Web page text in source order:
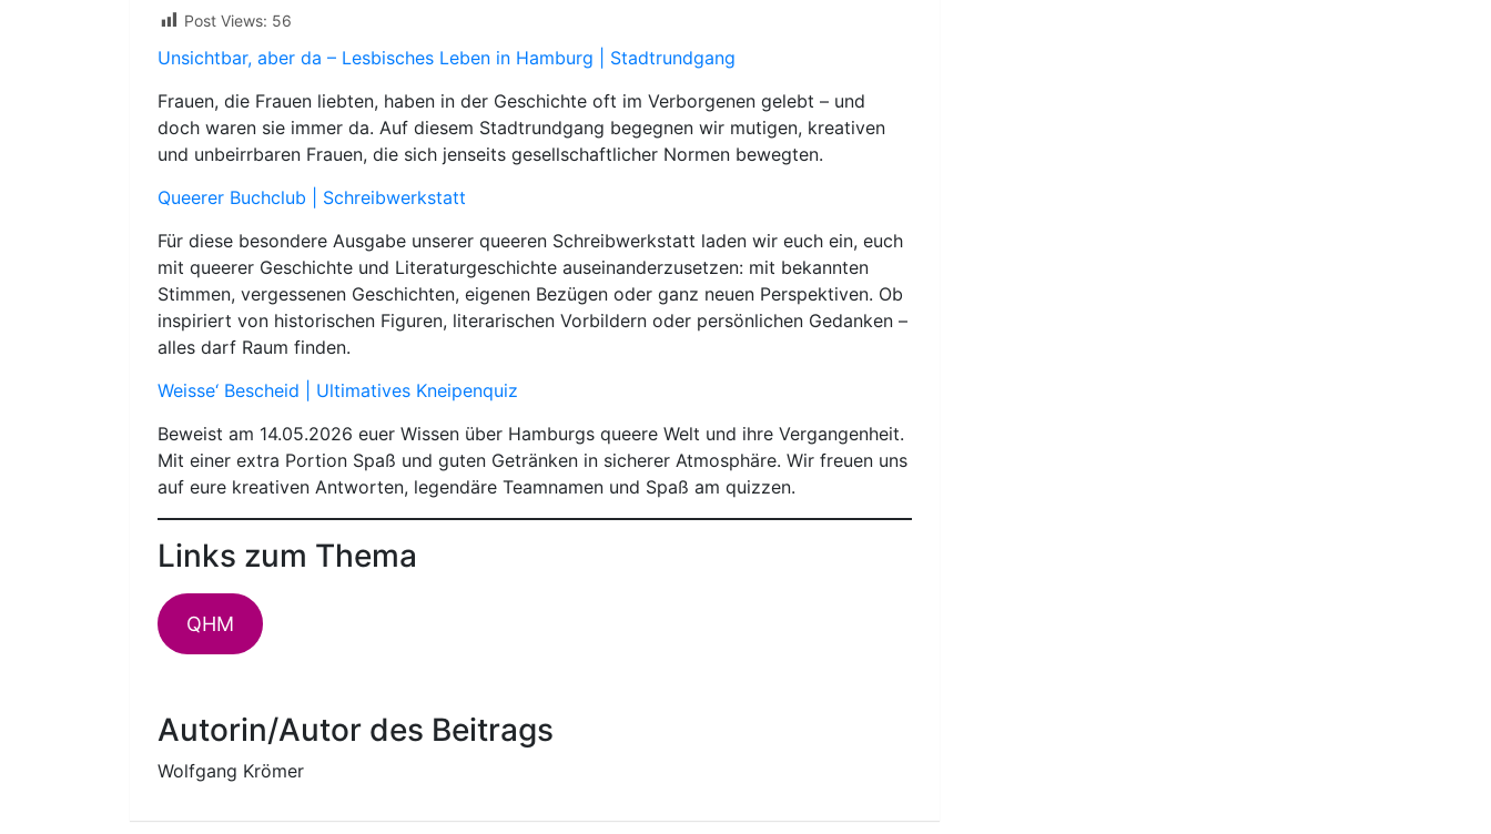
Post Views: 56
Unsichtbar, aber da – Lesbisches Leben in Hamburg | Stadtrundgang
Frauen, die Frauen liebten, haben in der Geschichte oft im Verborgenen gelebt – und
doch waren sie immer da. Auf diesem Stadtrundgang begegnen wir mutigen, kreativen
und unbeirrbaren Frauen, die sich jenseits gesellschaftlicher Normen bewegten.
Queerer Buchclub | Schreibwerkstatt
Für diese besondere Ausgabe unserer queeren Schreibwerkstatt laden wir euch ein, euch
mit queerer Geschichte und Literaturgeschichte auseinanderzusetzen: mit bekannten
Stimmen, vergessenen Geschichten, eigenen Bezügen oder ganz neuen Perspektiven. Ob
inspiriert von historischen Figuren, literarischen Vorbildern oder persönlichen Gedanken –
alles darf Raum finden.
Weisse‘ Bescheid | Ultimatives Kneipenquiz
Beweist am 14.05.2026 euer Wissen über Hamburgs queere Welt und ihre Vergangenheit.
Mit einer extra Portion Spaß und guten Getränken in sicherer Atmosphäre. Wir freuen uns
auf eure kreativen Antworten, legendäre Teamnamen und Spaß am quizzen.
Links zum Thema
QHM
Autorin/Autor des Beitrags
Wolfgang Krömer